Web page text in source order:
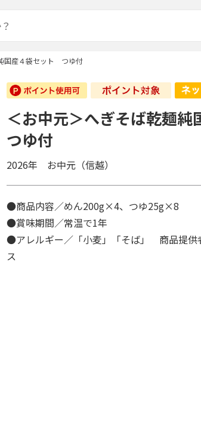
国産４袋セット つゆ付
＜お中元＞へぎそば乾麺
つゆ付
2026年 お中元（信越）
●商品内容／めん200g×4、つゆ25g×8
●賞味期間／常温で1年
●アレルギー／「小麦」「そば」 商品提供
ス